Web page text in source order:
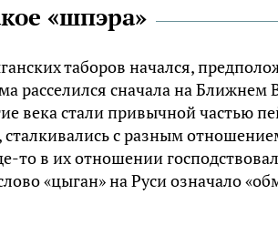
«шпэра»
таборов начался,
расселился сначала на Ближнем
века стали привычной частью
сталкивались с разным
то в их отношении
«цыган» на Руси означало